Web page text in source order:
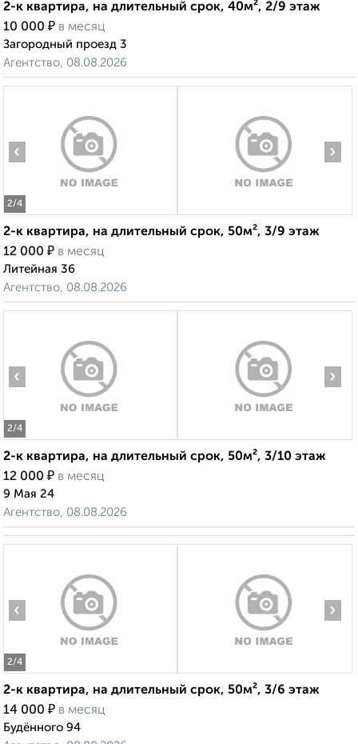
2-к квартира, на длительный срок, 40м², 2/9 этаж
10 000 ₽ в месяц
Загородный проезд 3
Агентство, 08.08.2026
2/4
‹ ›
2-к квартира, на длительный срок, 50м², 3/9 этаж
12 000 ₽ в месяц
Литейная 36
Агентство, 08.08.2026
2/4
‹ ›
2-к квартира, на длительный срок, 50м², 3/10 этаж
12 000 ₽ в месяц
9 Мая 24
Агентство, 08.08.2026
2/4
‹ ›
2-к квартира, на длительный срок, 50м², 3/6 этаж
14 000 ₽ в месяц
Будённого 94